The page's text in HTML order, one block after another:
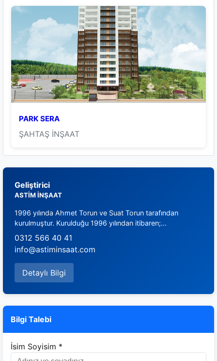
PARK SERA
ŞAHTAŞ İNŞAAT
Geliştirici
ASTİM İNŞAAT
1996 yılında Ahmet Torun ve Suat Torun tarafından
kurulmuştur. Kurulduğu 1996 yılından itibaren;...
0312 566 40 41
info@astiminsaat.com
Detaylı Bilgi
Bilgi Talebi
İsim Soyisim *